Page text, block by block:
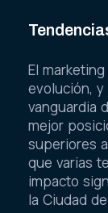
El
evolución, y
vanguardia
mejor
superiores
que varias
impacto
la Ciudad